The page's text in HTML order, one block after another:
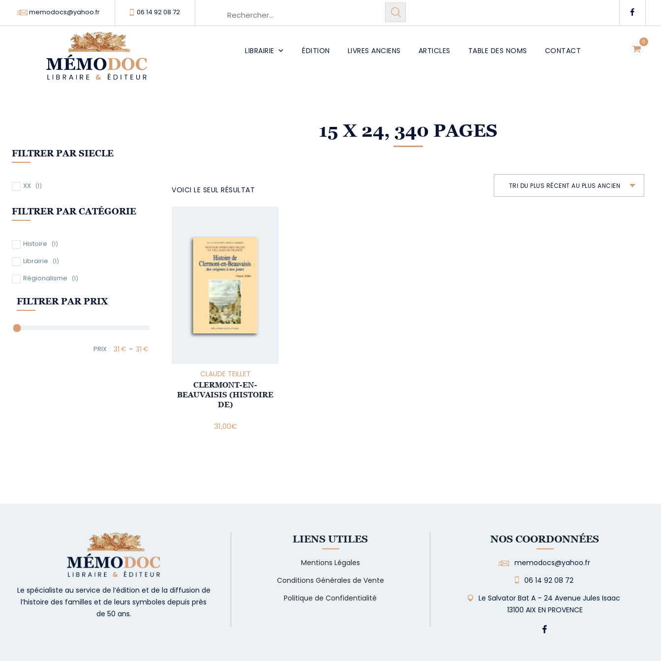
memodocs@yahoo.fr 06 14 92 08 72
0
LIBRAIRIE ÉDITION LIVRES ANCIENS ARTICLES TABLE DES NOMS CONTACT
15 X 24, 340 PAGES
VOICI LE SEUL RÉSULTAT TRI DU PLUS RÉCENT AU PLUS ANCIEN
CLAUDE TEILLET
CLERMONT-EN-
BEAUVAISIS (HISTOIRE
DE)
31,00€
FILTRER PAR SIECLE
XX (1)
FILTRER PAR CATÉGORIE
Histoire (1)
Librairie (1)
Régionalisme (1)
FILTRER PAR PRIX
Minimum Price
–
Maximum Price
Le spécialiste au service de l’édition et de la diffusion de
l’histoire des familles et de leurs symboles depuis près
de 50 ans.
LIENS UTILES
Mentions Légales
Conditions Générales de Vente
Politique de Confidentialité
NOS COORDONNÉES
memodocs@yahoo.fr
06 14 92 08 72
Le Salvator Bat A – 24 Avenue Jules Isaac
13100 AIX EN PROVENCE